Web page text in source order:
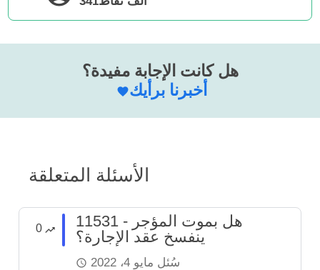
هل كانت الإجابة مفيدة؟
أخبرنا برأيك
الأسئلة المتعلقة
0
11531 - هل بموت المؤجر
ينفسخ عقد الإجارة؟
سُئل مايو 4، 2022